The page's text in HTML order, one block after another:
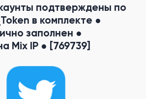
подтверждены по
в комплекте ●
заполнен ●
Mix IP ● [769739]